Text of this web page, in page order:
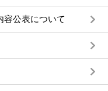
容公表について